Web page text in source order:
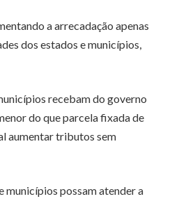
a arrecadação apenas
dos estados e municípios,
recebam do governo
do que parcela fixada de
aumentar tributos sem
municípios possam atender a